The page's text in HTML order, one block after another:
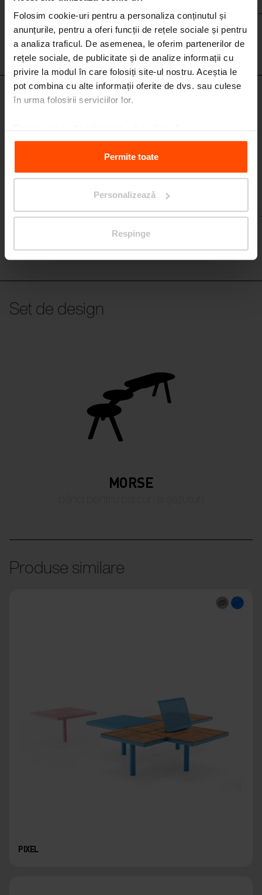
Folosim cookie-uri pentru a personaliza conținutul și
anunțurile, pentru a oferi funcții de rețele sociale și pentru
a analiza traficul. De asemenea, le oferim partenerilor de
rețele sociale, de publicitate și de analize informații cu
privire la modul în care folosiți site-ul nostru. Aceștia le
pot combina cu alte informații oferite de dvs. sau culese
în urma folosirii serviciilor lor.
vizitațiPrinciples Relating to the Processing Personal
Permite toate
Personalizează
Respinge
MRE-S4121
Set de design
MORSE
Produse similare
PIXEL